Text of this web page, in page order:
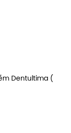
Dentultima (